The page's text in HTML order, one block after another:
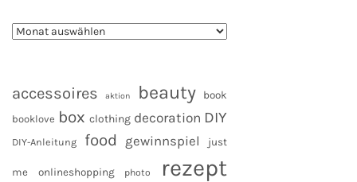
accessoires aktion beauty
book
booklove box clothing decoration DIY
DIY-Anleitung food gewinnspiel just
me onlineshopping photo rezept